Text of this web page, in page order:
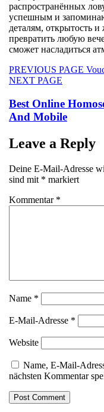
распространённых
успешным и
деталям, открытость
превратить любую
сможет насладиться
PREVIOUS PAGE
NEXT PAGE
Best Online
And Mobile
Leave a Reply
Deine E-Mail-Adresse
sind mit * markiert
Kommentar *
Name *
E-Mail-Adresse *
Website
Name, E-Mail-
nächsten Kommentar